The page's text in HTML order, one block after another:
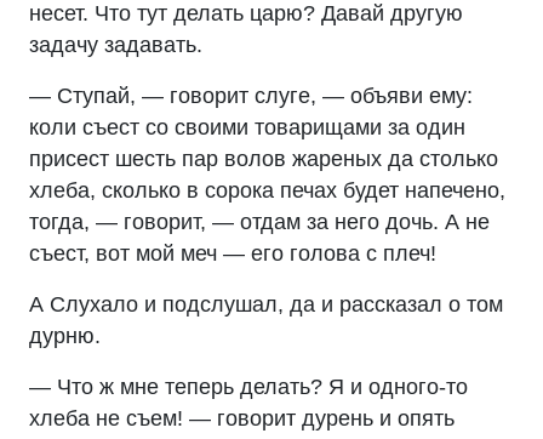
несет. Что тут делать царю? Давай другую
задачу задавать.
— Ступай, — говорит слуге, — объяви ему:
коли съест со своими товарищами за один
присест шесть пар волов жареных да столько
хлеба, сколько в сорока печах будет напечено,
тогда, — говорит, — отдам за него дочь. А не
съест, вот мой меч — его голова с плеч!
А Слухало и подслушал, да и рассказал о том
дурню.
— Что ж мне теперь делать? Я и одного-то
хлеба не съем! — говорит дурень и опять